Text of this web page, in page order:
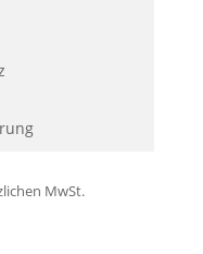
MwSt.